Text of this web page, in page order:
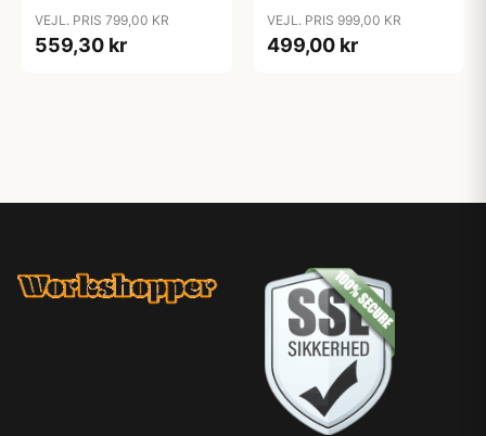
VEJL. PRIS 799,00 KR
559,30 kr
VEJL. PRIS 999,00 KR
499,00 kr